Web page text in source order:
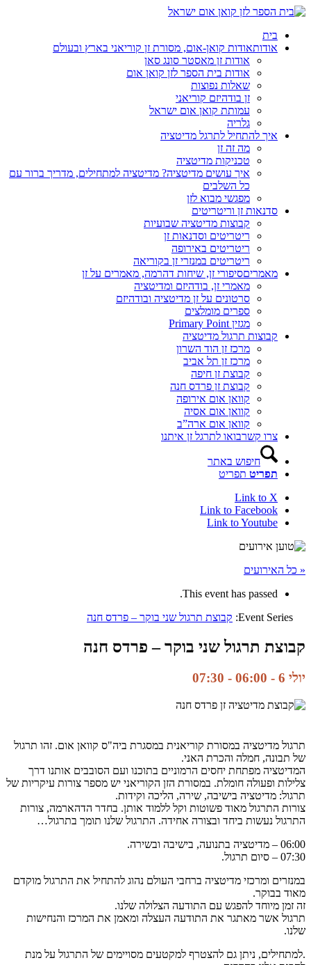
בית
אודותאודות קואן-אום, מסורת זן קוריאני בארץ ובעולם
אודות זן מאסטר סונג סאן
אודות בית הספר לזן קואן אום
שאלות נפוצות
זן בודהיזם קוריאני
עמותת קואן אום ישראל
גלריה
איך להתחיל לתרגל מדיטציה
מה זה זן
טכניקות מדיטציה
איך עושים מדיטציה? מדיטציה למתחילים, מדריך ברור עם
כל השלבים
מפגשי מבוא לזן
סדנאות זן וריטריטים
קבוצות מדיטציה שבועיות
ריטריטים וסדנאות זן
ריטריטים באירופה
ריטריטים במנזרי זן בקוריאה
מאמריםסיפורי זן, שיחות דהרמה, מאמרים על זן
מאמרי זן, בודהיזם ומדיטציה
סרטונים על זן מדיטציה ובודהיזם
ספרים מומלצים
מגזין Primary Point
קבוצות תרגול מדיטציה
מרכז זן הוד השרון
מרכז זן תל אביב
קבוצת זן חיפה
קבוצת זן פרדס חנה
קוואן אום אירופה
קוואן אום אסיה
קוואן אום ארה”ב
צרו קשרבואו לתרגל זן איתנו
חיפוש באתר
תפריט תפריט
Link to X
Link to Facebook
Link to Youtube
« כל האירועים
This event has passed.
Event Series: קבוצת תרגול שני בוקר – פרדס חנה
קבוצת תרגול שני בוקר – פרדס חנה
יולי 6 - 06:00 -
07:30
תרגול מדיטציה במסורת קוריאנית במסגרת ביה"ס קוואן אום. זהו תרגול
של תבונה, חמלה והכרת האני.
המדיטציה מפתחת יחסים הרמוניים בתוכנו ועם הסובבים אותנו דרך
צלילות ופעולה חומלת. במסורת הזן הקוריאני יש מספר צורות עיקריות של
תרגול: מדיטציה בישיבה, שירה, הליכה וקידות.
צורות התרגול מאוד פשוטות וקל ללמוד אותן. בחדר הדהארמה, צורות
התרגול נעשות ביחד ובצורה אחידה. התרגול שלנו תומך בתרגול…
06:00 – מדיטציה בתנועה, בישיבה ובשירה.
07:30 – סיום תרגול.
במנזרים ומרכזי מדיטציה ברחבי העולם נהוג להתחיל את התרגול מוקדם
מאוד בבוקר.
זה זמן מיוחד להפגש עם התודעה הצלולה שלנו.
תרגול אשר מאתגר את התודעה העצלה ומאמן את המרכז והנחישות
שלנו.
.למתחילים, ניתן גם להצטרף למקטעים מסויימים של התרגול על מנת